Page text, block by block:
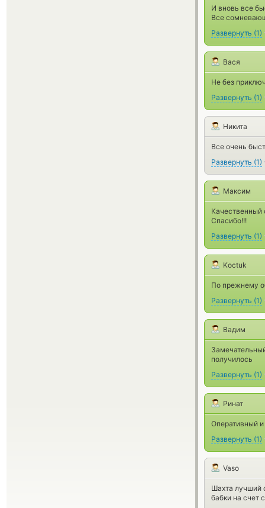
И вновь все
Все
Развернуть (1)
Вася
Не без
Развернуть (1)
Никита
Все очень
Развернуть (1)
Максим
Качественный
Спасибо!!!
Развернуть (1)
Koctuk
По прежнему
Развернуть (1)
Вадим
получилось
Развернуть (1)
Ринат
Оперативный
Развернуть (1)
Vaso
Шахта лучший
бабки на счет